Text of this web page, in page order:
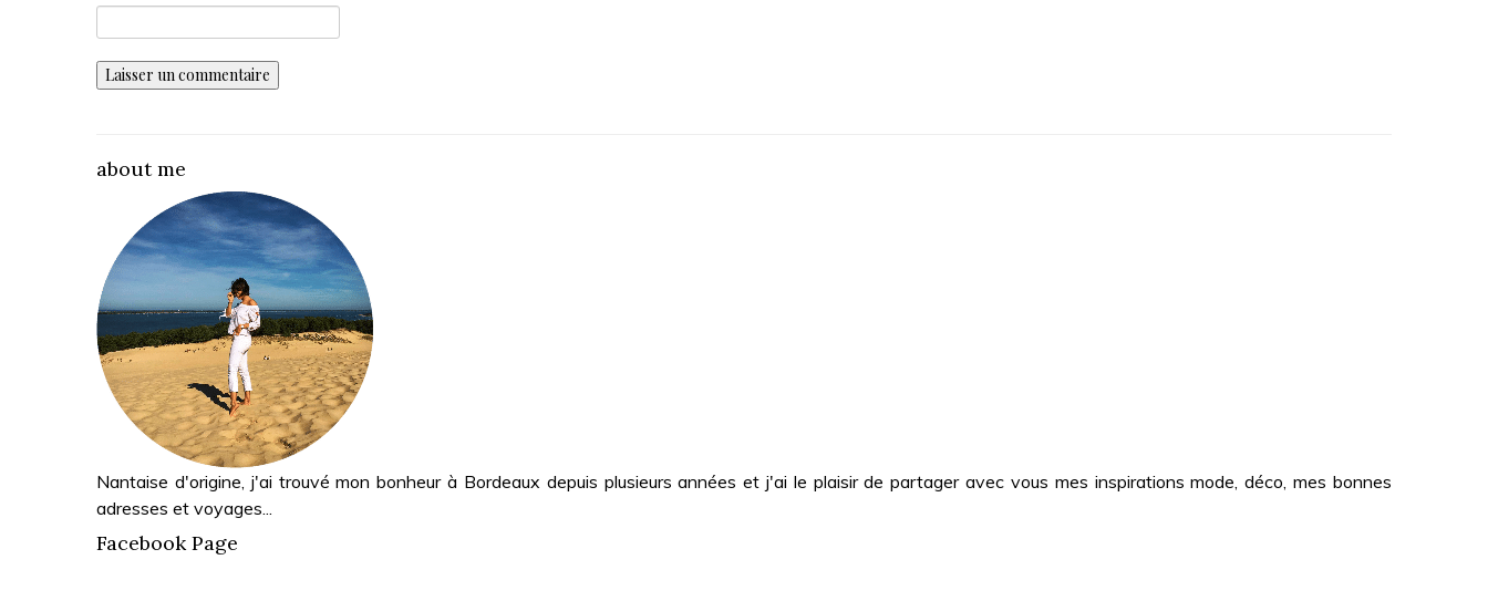
about me
Nantaise d'origine, j'ai trouvé mon bonheur à Bordeaux depuis plusieurs années et j'ai le plaisir de partager avec vous mes inspirations mode, déco, mes bonnes
adresses et voyages...
Facebook Page